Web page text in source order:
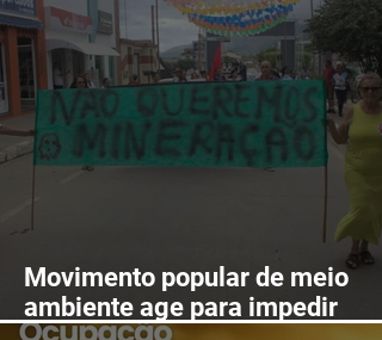
24 e 28 de agosto
Movimento popular de meio
ambiente age para impedir